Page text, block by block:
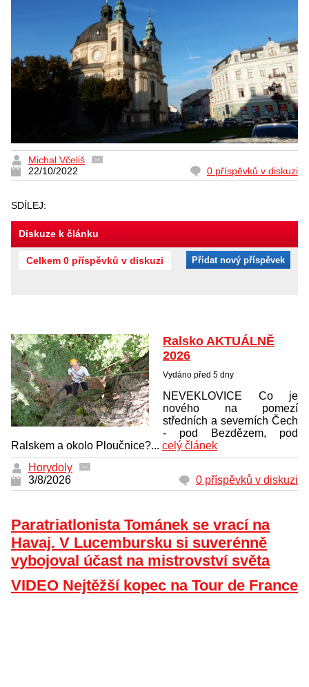
Michal Včeliš
22/10/2022
0 příspěvků v diskuzi
SDÍLEJ:
Diskuze k článku
Celkem 0 příspěvků v diskuzi Přidat nový příspěvek
Ralsko AKTUÁLNĚ
2026
Vydáno před 5 dny
NEVEKLOVICE Co je
nového na pomezí
středních a severních Čech
- pod Bezdězem, pod
Ralskem a okolo Ploučnice?... celý článek
Horydoly
3/8/2026
0 příspěvků v diskuzi
Paratriatlonista Tománek se vrací na
Havaj. V Lucembursku si suverénně
vybojoval účast na mistrovství světa
VIDEO Nejtěžší kopec na Tour de France